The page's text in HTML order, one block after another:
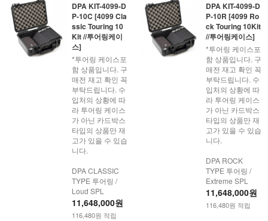
DPA KIT-4099-D
P-10C [4099 Cla
ssic Touring 10
Kit //투어링케이
스]
*투어링 케이스포
함 상품입니다. 구
매전 재고 확인 꼭
부탁드립니다. 수
입처의 상황에 따
라 투어링 케이스
가 아닌 카드박스
타입의 상품만 재
고가 있을 수 있습
니다.
DPA CLASSIC
TYPE 투어링 /
Loud SPL
11,648,000원
116,480원 적립
DPA KIT-4099-D
P-10R [4099 Ro
ck Touring 10Kit
//투어링케이스]
*투어링 케이스포
함 상품입니다. 구
매전 재고 확인 꼭
부탁드립니다. 수
입처의 상황에 따
라 투어링 케이스
가 아닌 카드박스
타입의 상품만 재
고가 있을 수 있습
니다.
DPA ROCK
TYPE 투어링 /
Extreme SPL
11,648,000원
116,480원 적립